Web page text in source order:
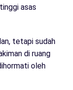
asas
tetapi sudah
di ruang
oleh